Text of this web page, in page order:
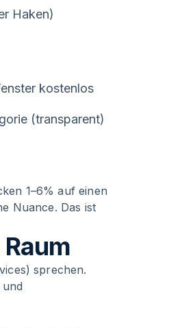
Haken)
kostenlos
(transparent)
1–6% auf einen
Nuance. Das ist
sprechen.